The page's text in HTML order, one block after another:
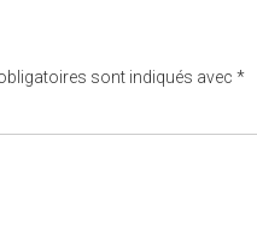
sont indiqués avec *